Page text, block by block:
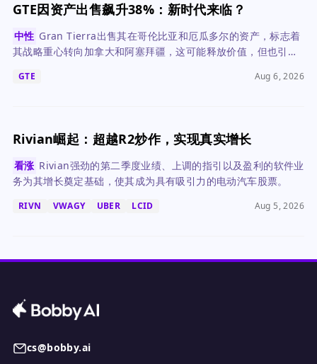
GTE因资产出售飙升38%：新时代来临？
中性 Gran Tierra出售其在哥伦比亚和厄瓜多尔的资产，标志着
其战略重心转向加拿大和阿塞拜疆，这可能释放价值，但也引入
GTE Aug 6, 2026
Rivian崛起：超越R2炒作，实现真实增长
看涨 Rivian强劲的第二季度业绩、上调的指引以及盈利的软件业
务为其增长奠定基础，使其成为具有吸引力的电动汽车股票。
RIVN VWAGY UBER LCID Aug 5, 2026
cs@bobby.ai